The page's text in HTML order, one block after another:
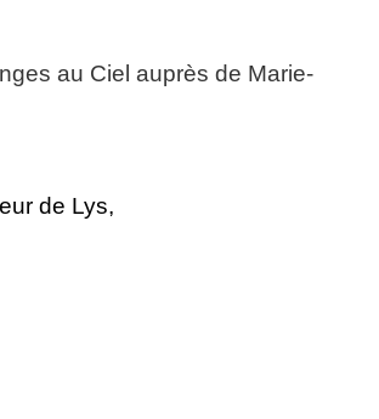
au Ciel auprès de Marie-
de Lys,